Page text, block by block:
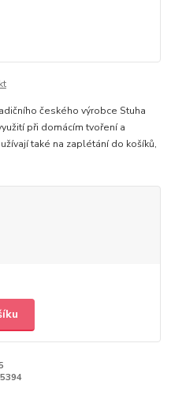
českého výrobce Stuha
při domácím tvoření a
také na zaplétání do košíků,